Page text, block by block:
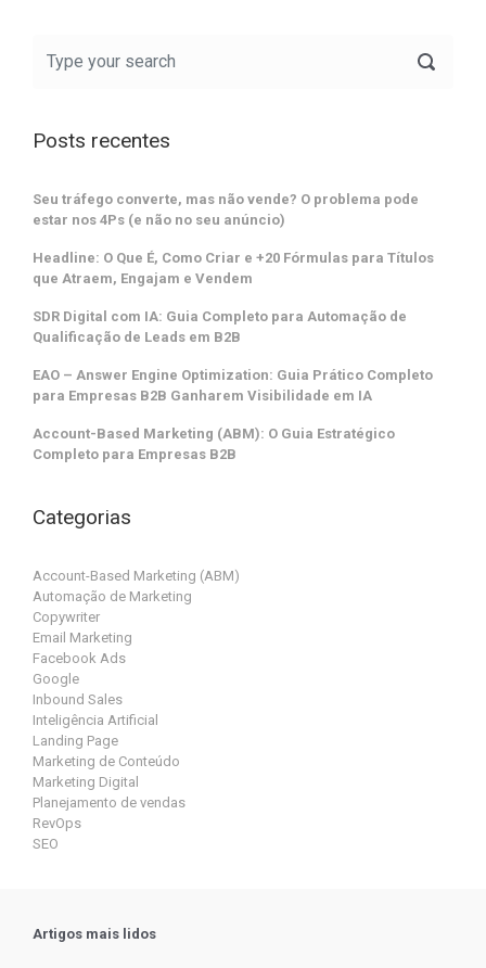
Posts recentes
Seu tráfego converte, mas não vende? O problema pode
estar nos 4Ps (e não no seu anúncio)
Headline: O Que É, Como Criar e +20 Fórmulas para Títulos
que Atraem, Engajam e Vendem
SDR Digital com IA: Guia Completo para Automação de
Qualificação de Leads em B2B
EAO – Answer Engine Optimization: Guia Prático Completo
para Empresas B2B Ganharem Visibilidade em IA
Account-Based Marketing (ABM): O Guia Estratégico
Completo para Empresas B2B
Categorias
Account-Based Marketing (ABM)
Automação de Marketing
Copywriter
Email Marketing
Facebook Ads
Google
Inbound Sales
Inteligência Artificial
Landing Page
Marketing de Conteúdo
Marketing Digital
Planejamento de vendas
RevOps
SEO
Artigos mais lidos